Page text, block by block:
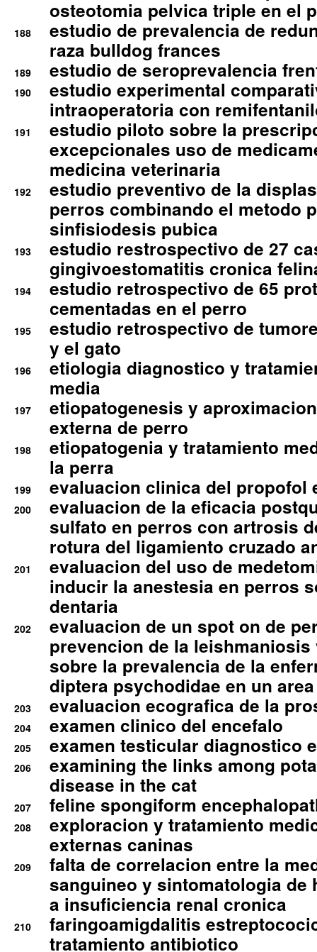
osteotomia pelvica triple en el
188
estudio de prevalencia de
raza bulldog frances
189 estudio de seroprevalencia
190
estudio experimental
intraoperatoria con
191
estudio piloto sobre la
excepcionales uso de
medicina veterinaria
192
estudio preventivo de la
perros combinando el metodo
sinfisiodesis pubica
193
estudio restrospectivo de 27
gingivoestomatitis cronica
194
estudio retrospectivo de 65
cementadas en el perro
195
estudio retrospectivo de
y el gato
196
etiologia diagnostico y
media
197
etiopatogenesis y
externa de perro
198
etiopatogenia y tratamiento
la perra
199 evaluacion clinica del propofol
200
evaluacion de la eficacia
sulfato en perros con artrosis
rotura del ligamiento cruzado
201
evaluacion del uso de
inducir la anestesia en perros
dentaria
202
evaluacion de un spot on de
prevencion de la
sobre la prevalencia de la
diptera psychodidae en un
203 evaluacion ecografica de la
204 examen clinico del encefalo
205 examen testicular diagnostico
206
examining the links among
disease in the cat
207 feline spongiform
208
exploracion y tratamiento
externas caninas
209
falta de correlacion entre la
sanguineo y sintomatologia de
a insuficiencia renal cronica
210
faringoamigdalitis
tratamiento antibiotico